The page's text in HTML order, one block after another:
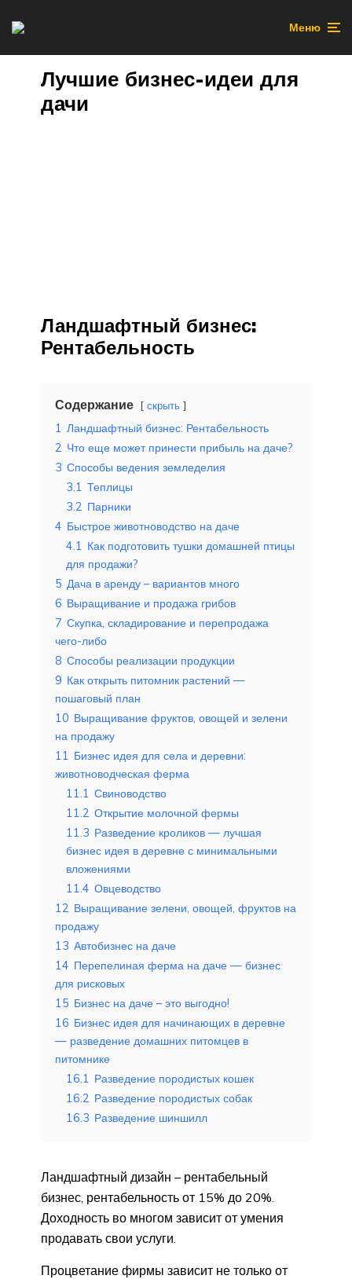
Меню
Лучшие бизнес-идеи для
дачи
Ландшафтный бизнес:
Рентабельность
Содержание скрыть
1 Ландшафтный бизнес: Рентабельность
2 Что еще может принести прибыль на даче?
3 Способы ведения земледелия
3.1 Теплицы
3.2 Парники
4 Быстрое животноводство на даче
4.1 Как подготовить тушки домашней птицы
для продажи?
5 Дача в аренду – вариантов много
6 Выращивание и продажа грибов
7 Скупка, складирование и перепродажа
чего-либо
8 Способы реализации продукции
9 Как открыть питомник растений —
пошаговый план
10 Выращивание фруктов, овощей и зелени
на продажу
11 Бизнес идея для села и деревни:
животноводческая ферма
11.1 Свиноводство
11.2 Открытие молочной фермы
11.3 Разведение кроликов — лучшая
бизнес идея в деревне с минимальными
вложениями
11.4 Овцеводство
12 Выращивание зелени, овощей, фруктов на
продажу
13 Автобизнес на даче
14 Перепелиная ферма на даче — бизнес
для рисковых
15 Бизнес на даче – это выгодно!
16 Бизнес идея для начинающих в деревне
— разведение домашних питомцев в
питомнике
16.1 Разведение породистых кошек
16.2 Разведение породистых собак
16.3 Разведение шиншилл
Ландшафтный дизайн – рентабельный
бизнес, рентабельность от 15% до 20%.
Доходность во многом зависит от умения
продавать свои услуги.
Процветание фирмы зависит не только от